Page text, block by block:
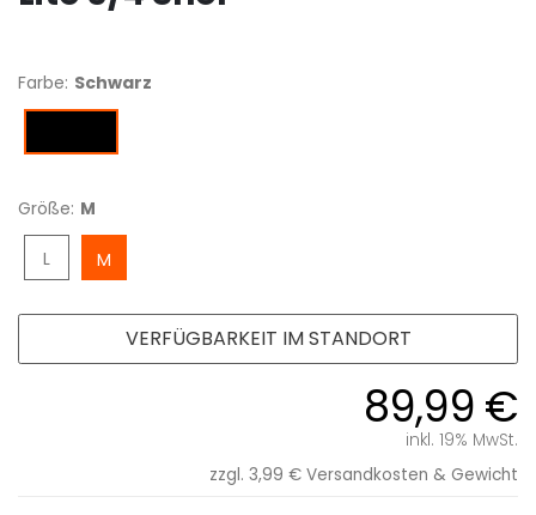
Farbe: Schwarz
Größe: M
L M
89,99 €
inkl. 19% MwSt.
zzgl. 3,99 € Versandkosten & Gewicht
VERFÜGBARKEIT IM STANDORT